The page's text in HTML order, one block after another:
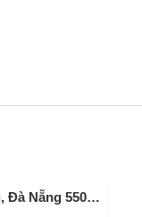
Nhà hàng Thiên Kim · 166 Bạch Đằng, Hải Châu, Đà Nẵng 550000, Vietnam